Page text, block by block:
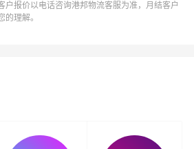
户报价以电话咨询港邦物流客服为准，月结客户
理解。